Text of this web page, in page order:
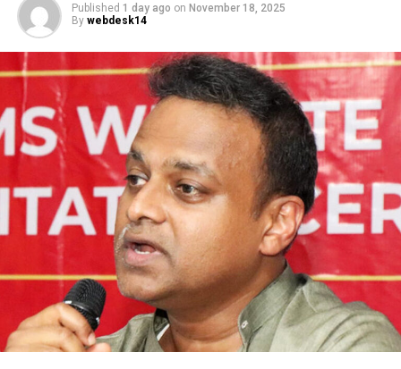
Published 1 day ago on November 18, 2025
By webdesk14